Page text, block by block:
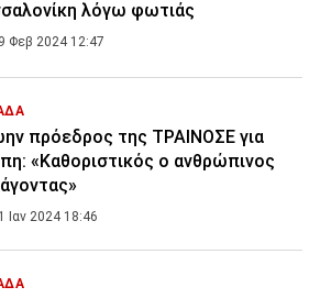
λόγω φωτιάς
Φεβ 2024 12:47
πρόεδρος της ΤΡΑΙΝΟΣΕ για
«Καθοριστικός ο ανθρώπινος
Ιαν 2024 18:46